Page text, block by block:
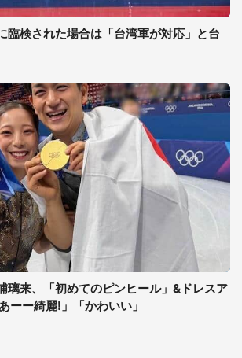
臨検された場合は「台湾軍が対応」と台
璃来、「初めてのピンヒール」&ドレスア
ーー綺麗!」「かわいい」